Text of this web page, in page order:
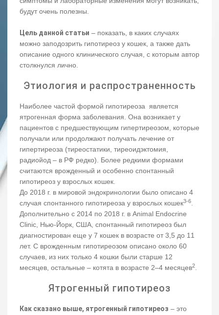
будут очень полезны.
Цель данной статьи – показать, в каких случаях
можно заподозрить гипотиреоз у кошек, а также дать
описание одного клинического случая, с которым автор
столкнулся лично.
Этиология и распространенность
Наиболее частой формой гипотиреоза является
ятрогенная форма заболевания. Она возникает у
пациентов с предшествующим гипертиреозом, которые
получали или продолжают получать лечение от
гипертиреоза (тиреостатики, тиреоидэктомия,
радиойод – в РФ редко). Более редкими формами
считаются врожденный и особенно спонтанный
гипотиреоз у взрослых кошек.
До 2018 г. в мировой эндокринологии было описано 4
случая спонтанного гипотиреоза у взрослых кошек3-6.
Дополнительно с 2014 по 2018 г. в Animal Endocrine
Clinic, Нью-Йорк, США, спонтанный гипотиреоз был
диагностирован еще у 7 кошек в возрасте от 3,5 до 11
лет. С врожденным гипотиреозом описано около 60
случаев, из них только 4 кошки были старше 12
месяцев, остальные – котята в возрасте 2–4 месяцев2.
Ятрогенный гипотиреоз
Как сказано выше, ятрогенный гипотиреоз – это